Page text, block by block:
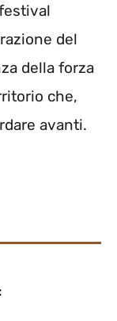
del
della forza
che,
avanti.